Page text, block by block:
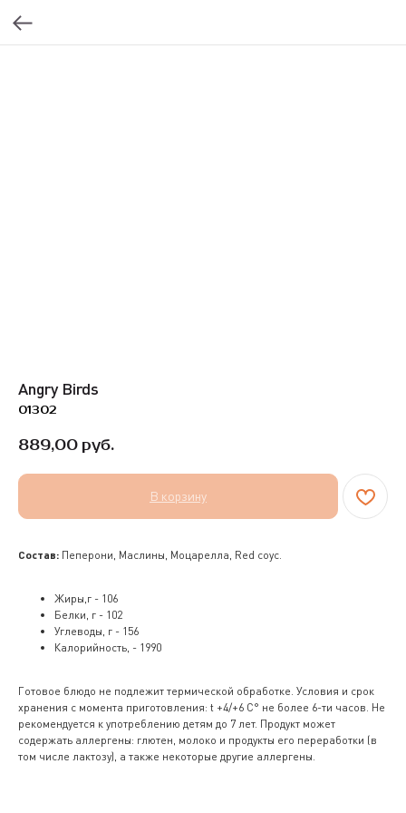
Angry Birds
01302
889,00 руб.
В корзину
Состав: Пеперони, Маслины, Моцарелла, Red соус.
Жиры,г - 106
Белки, г - 102
Углеводы, г - 156
Калорийность, - 1990
Готовое блюдо не подлежит термической обработке. Условия и срок
хранения с момента приготовления: t +4/+6 С° не более 6-ти часов. Не
рекомендуется к употреблению детям до 7 лет. Продукт может
содержать аллергены: глютен, молоко и продукты его переработки (в
том числе лактозу), а также некоторые другие аллергены.